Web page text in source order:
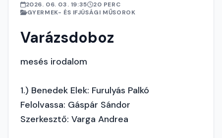
2026. 06. 03. 19:35
20 PERC
GYERMEK- ÉS IFJÚSÁGI MŰSOROK
Varázsdoboz
mesés irodalom
1.) Benedek Elek: Furulyás Palkó
Felolvassa: Gáspár Sándor
Szerkesztő: Varga Andrea